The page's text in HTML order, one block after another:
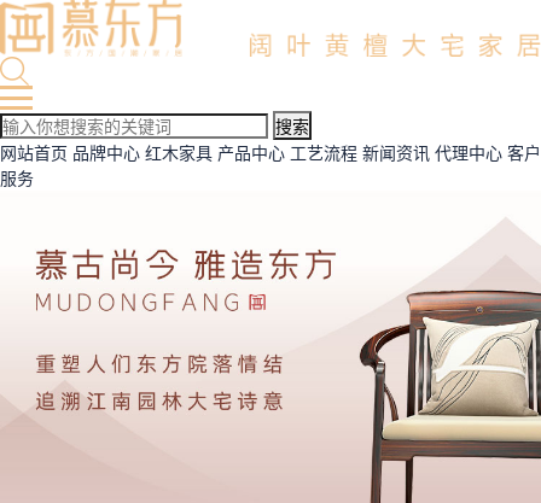
网站首页 品牌中心 红木家具 产品中心 工艺流程 新闻资讯 代理中心 客户
服务